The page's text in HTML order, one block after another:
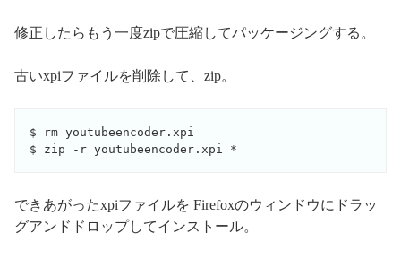
修正したらもう一度zipで圧縮してパッケージングする。
古いxpiファイルを削除して、zip。
$ rm youtubeencoder.xpi
できあがったxpiファイルを Firefoxのウィンドウにドラッ
グアンドドロップしてインストール。